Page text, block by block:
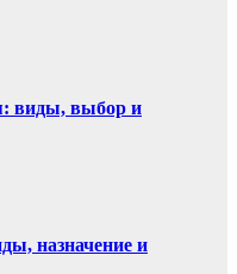
виды, выбор и
назначение и